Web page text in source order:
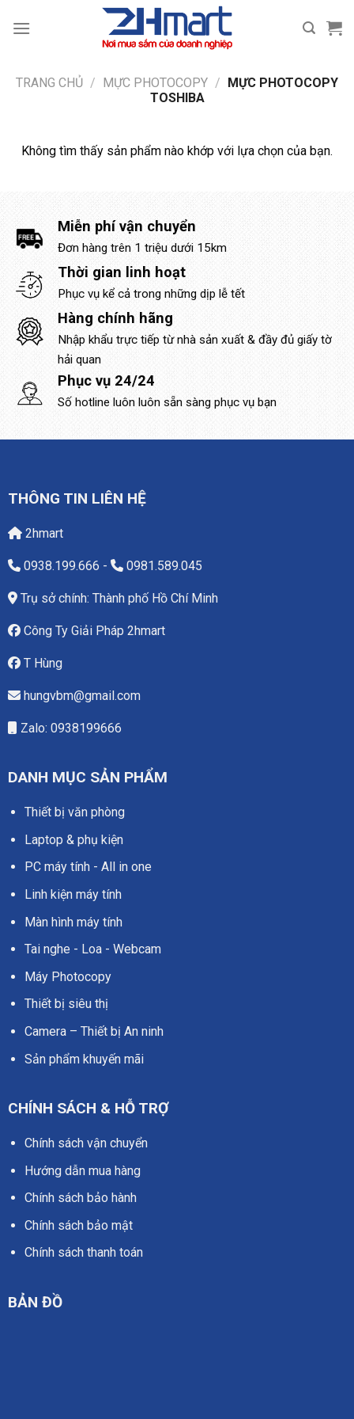
qua
TRANG CHỦ / MỰC PHOTOCOPY / MỰC PHOTOCOPY
TOSHIBA
Không tìm thấy sản phẩm nào khớp với lựa chọn của bạn.
Miễn phí vận chuyển
Đơn hàng trên 1 triệu dưới 15km
Thời gian linh hoạt
Phục vụ kể cả trong những dịp lễ tết
Hàng chính hãng
Nhập khẩu trực tiếp từ nhà sản xuất & đầy đủ giấy tờ
hải quan
Phục vụ 24/24
Số hotline luôn luôn sẵn sàng phục vụ bạn
THÔNG TIN LIÊN HỆ
2hmart
0938.199.666 - 0981.589.045
Trụ sở chính: Thành phố Hồ Chí Minh
Công Ty Giải Pháp 2hmart
T Hùng
hungvbm@gmail.com
Zalo: 0938199666
DANH MỤC SẢN PHẨM
Thiết bị văn phòng
Laptop & phụ kiện
PC máy tính - All in one
Linh kiện máy tính
Màn hình máy tính
Tai nghe - Loa - Webcam
Máy Photocopy
Thiết bị siêu thị
Camera – Thiết bị An ninh
Sản phẩm khuyến mãi
CHÍNH SÁCH & HỖ TRỢ
Chính sách vận chuyển
Hướng dẫn mua hàng
Chính sách bảo hành
Chính sách bảo mật
Chính sách thanh toán
BẢN ĐỒ